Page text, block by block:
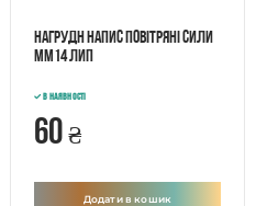
Нагрудн напис Повітряні Сили
ММ14 лип
В наявності
60 ₴
Додати в кошик